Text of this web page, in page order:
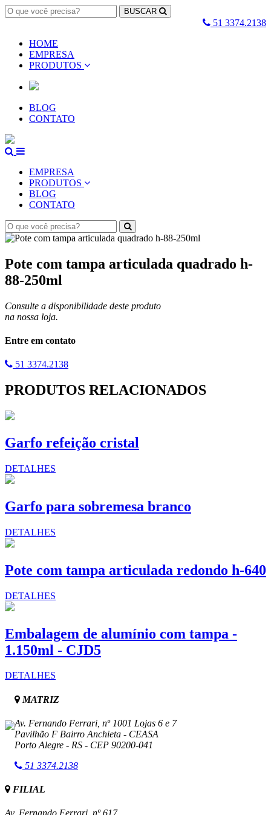
BUSCAR
51 3374.2138
HOME
EMPRESA
PRODUTOS
BLOG
CONTATO
EMPRESA
PRODUTOS
BLOG
CONTATO
Pote com tampa articulada quadrado h-
88-250ml
Consulte a disponibilidade deste produto
na nossa loja.
Entre em contato
51 3374.2138
PRODUTOS RELACIONADOS
Garfo refeição cristal
DETALHES
Garfo para sobremesa branco
DETALHES
Pote com tampa articulada redondo h-640
DETALHES
Embalagem de alumínio com tampa -
1.150ml - CJD5
DETALHES
MATRIZ
Av. Fernando Ferrari, nº 1001 Lojas 6 e 7
Pavilhão F Bairro Anchieta - CEASA
Porto Alegre - RS - CEP 90200-041
51 3374.2138
FILIAL